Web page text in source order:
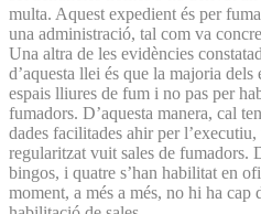
multa. Aquest expedient és per
una administració, tal com va
Una altra de les evidències
d’aquesta llei és que la majoria
espais lliures de fum i no pas per
fumadors. D’aquesta manera, cal
dades facilitades ahir per
regularitzat vuit sales de fumadors.
bingos, i quatre s’han habilitat en
moment, a més a més, no hi ha cap